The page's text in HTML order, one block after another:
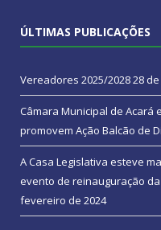
ÚLTIMAS PUBLICAÇÕES
Vereadores 2025/202828
Câmara Municipal de Acará
promovem Ação Balcão de
A Casa Legislativa esteve
evento de reinauguração da
fevereiro de 2024